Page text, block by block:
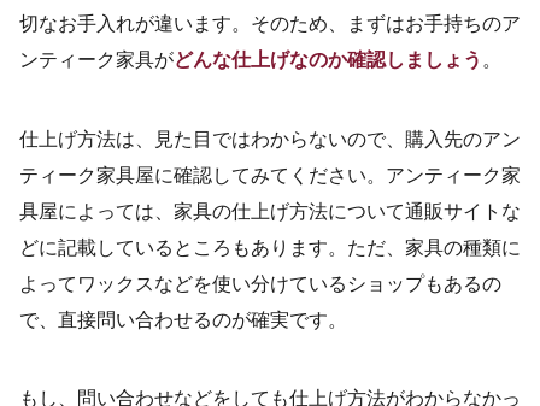
切なお手入れが違います。そのため、まずはお手持ちのア
ンティーク家具がどんな仕上げなのか確認しましょう 。
仕上げ方法は、見た目ではわからないので、購入先のアン
ティーク家具屋に確認してみてください。アンティーク家
具屋によっては、家具の仕上げ方法について通販サイトな
どに記載しているところもあります。ただ、家具の種類に
よってワックスなどを使い分けているショップもあるの
で、直接問い合わせるのが確実です。
もし、問い合わせなどをしても仕上げ方法がわからなかっ